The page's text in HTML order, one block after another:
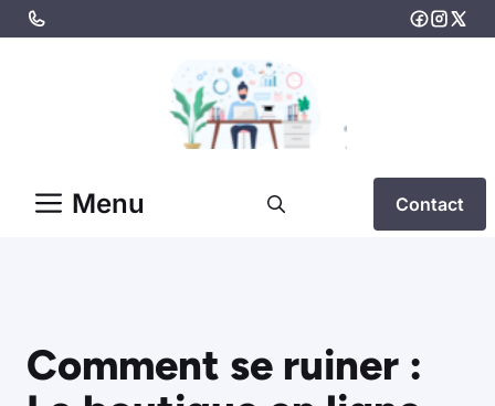
Aller
au
Menu Contact
Comment se ruiner :